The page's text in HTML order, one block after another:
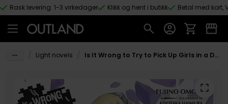
Hopp til hovedinnhold
Rask levering: 1-3 virkedager Klikk og hent i butikk Betal med kort,
Light novels Is It Wrong to Try to Pick Up Girls in a Dungeon? On the Side (Light Novel)